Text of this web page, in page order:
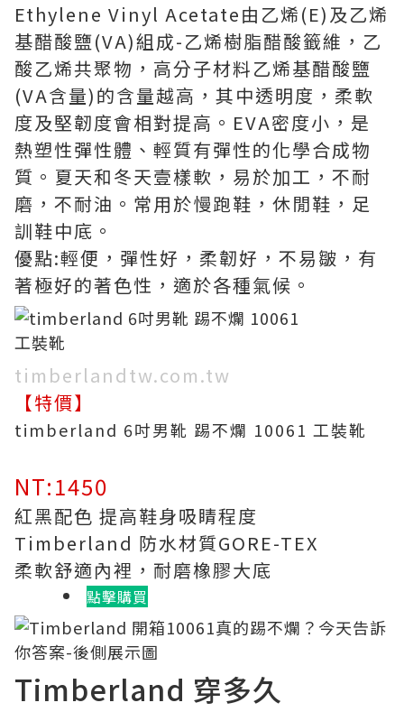
Ethylene Vinyl Acetate由乙烯(E)及乙烯
基醋酸鹽(VA)組成-乙烯樹脂醋酸籤維，乙
酸乙烯共聚物，高分子材料乙烯基醋酸鹽
(VA含量)的含量越高，其中透明度，柔軟
度及堅韌度會相對提高。EVA密度小，是
熱塑性彈性體、輕質有彈性的化學合成物
質。夏天和冬天壹樣軟，易於加工，不耐
磨，不耐油。常用於慢跑鞋，休閒鞋，足
訓鞋中底。
優點:輕便，彈性好，柔韌好，不易皺，有
著極好的著色性，適於各種氣候。
timberlandtw.com.tw
【特價】
timberland 6吋男靴 踢不爛 10061 工裝靴
NT:1450
紅黑配色 提高鞋身吸睛程度
Timberland 防水材質GORE-TEX
柔軟舒適內裡，耐磨橡膠大底
點擊購買
Timberland 穿多久